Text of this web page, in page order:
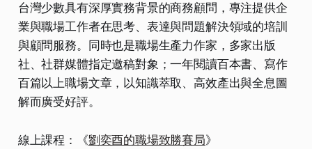
台灣少數具有深厚實務背景的商務顧問，專注提供企
業與職場工作者在思考、表達與問題解決領域的培訓
與顧問服務。同時也是職場生產力作家，多家出版
社、社群媒體指定邀稿對象；一年閱讀百本書、寫作
百篇以上職場文章，以知識萃取、高效產出與全息圖
解而廣受好評。
線上課程：《劉奕酉的職場致勝賽局》